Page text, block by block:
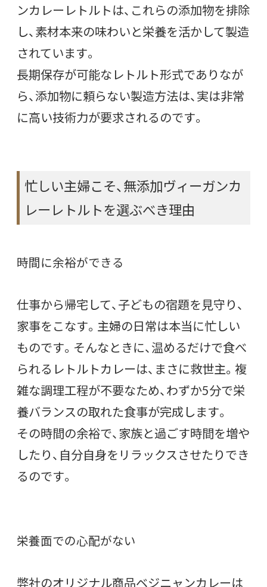
ンカレーレトルトは、これらの添加物を排除
し、素材本来の味わいと栄養を活かして製造
されています。
長期保存が可能なレトルト形式でありなが
ら、添加物に頼らない製造方法は、実は非常
に高い技術力が要求されるのです。
忙しい主婦こそ、無添加ヴィーガンカ
レーレトルトを選ぶべき理由
時間に余裕ができる
仕事から帰宅して、子どもの宿題を見守り、
家事をこなす。主婦の日常は本当に忙しい
ものです。そんなときに、温めるだけで食べ
られるレトルトカレーは、まさに救世主。複
雑な調理工程が不要なため、わずか5分で栄
養バランスの取れた食事が完成します。
その時間の余裕で、家族と過ごす時間を増や
したり、自分自身をリラックスさせたりでき
るのです。
栄養面での心配がない
弊社のオリジナル商品ベジニャンカレーは